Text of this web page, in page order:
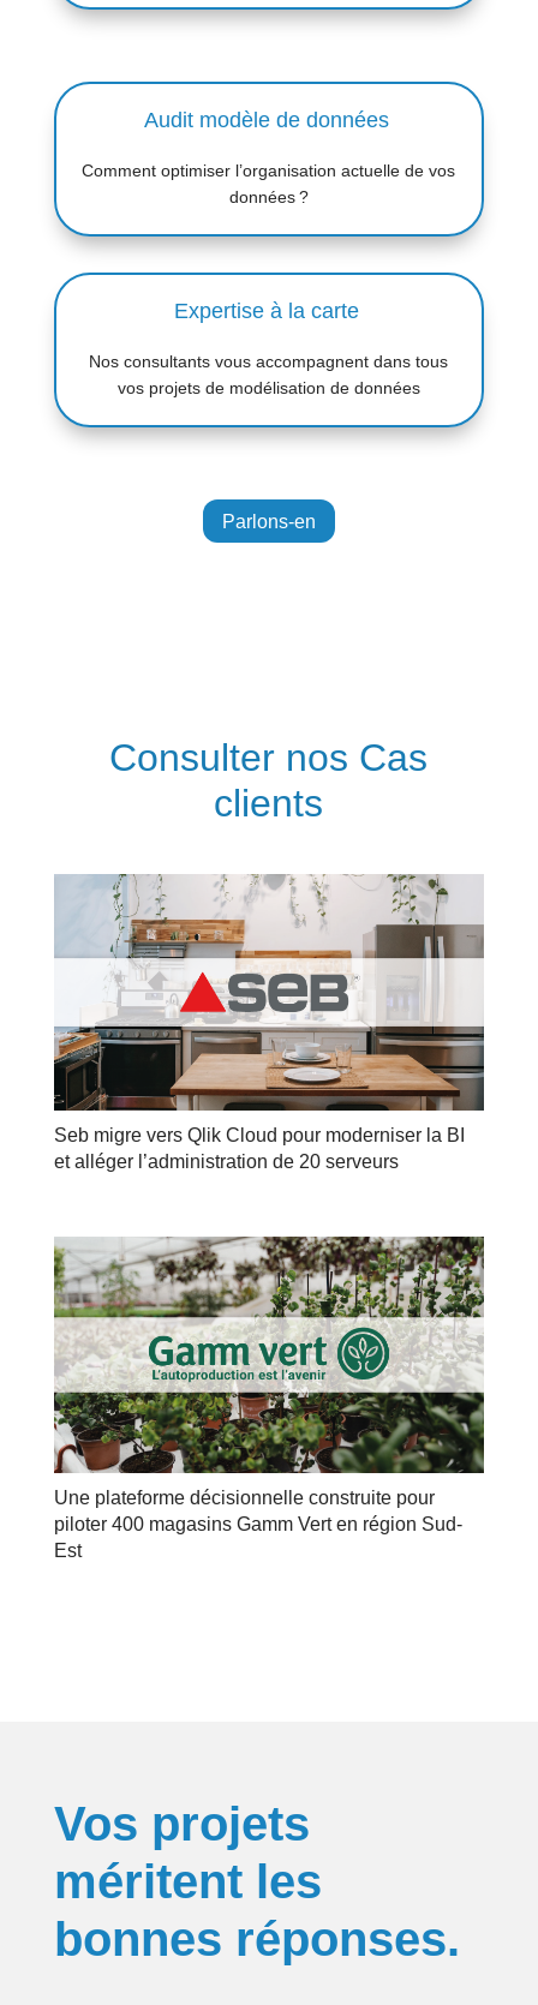
Audit modèle de données
Comment optimiser l’organisation actuelle de vos
données?
Expertise à la carte
Nos consultants vous accompagnent dans tous
vos projets de modélisation de données
Parlons-en
Consulter nos Cas
clients
Seb migre vers Qlik Cloud pour moderniser la BI
et alléger l’administration de 20 serveurs
Une plateforme décisionnelle construite pour
piloter 400 magasins Gamm Vert en région Sud-
Est
Vos projets
méritent les
bonnes réponses.